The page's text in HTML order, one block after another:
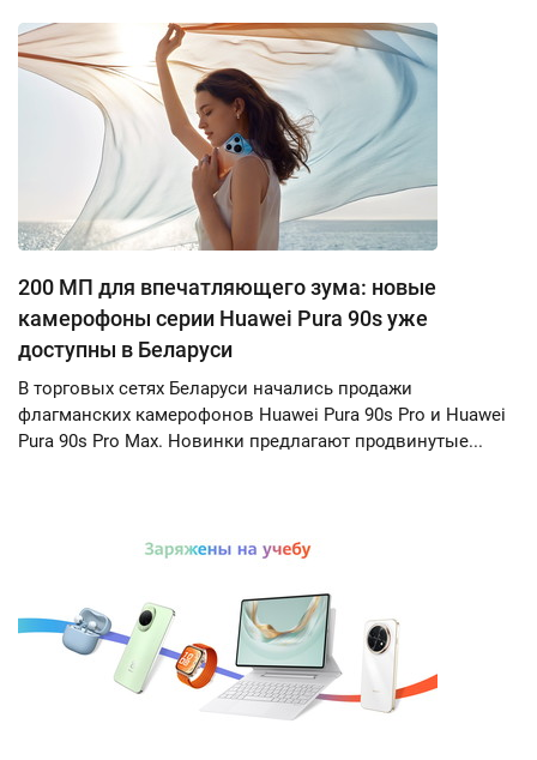
200 МП для впечатляющего зума: новые
камерофоны серии Huawei Pura 90s уже
доступны в Беларуси
В торговых сетях Беларуси начались продажи
флагманских камерофонов Huawei Pura 90s Pro и Huawei
Pura 90s Pro Max. Новинки предлагают продвинутые...